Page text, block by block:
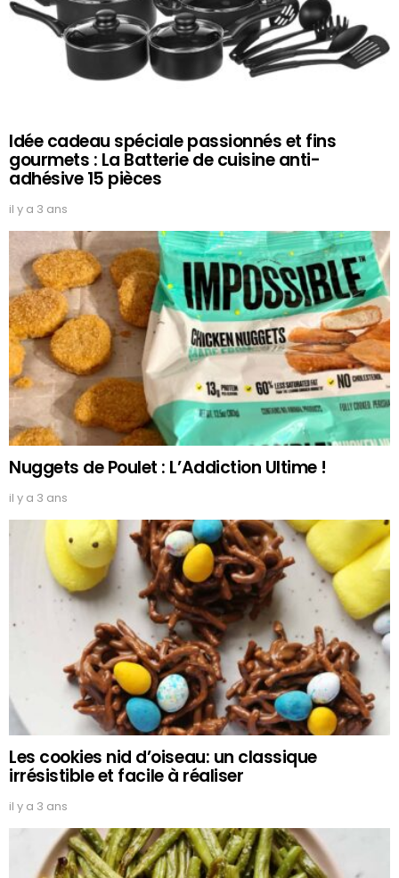
Idée cadeau spéciale passionnés et fins
gourmets : La Batterie de cuisine anti-
adhésive 15 pièces
il y a 3 ans
Nuggets de Poulet : L’Addiction Ultime !
il y a 3 ans
Les cookies nid d’oiseau: un classique
irrésistible et facile à réaliser
il y a 3 ans